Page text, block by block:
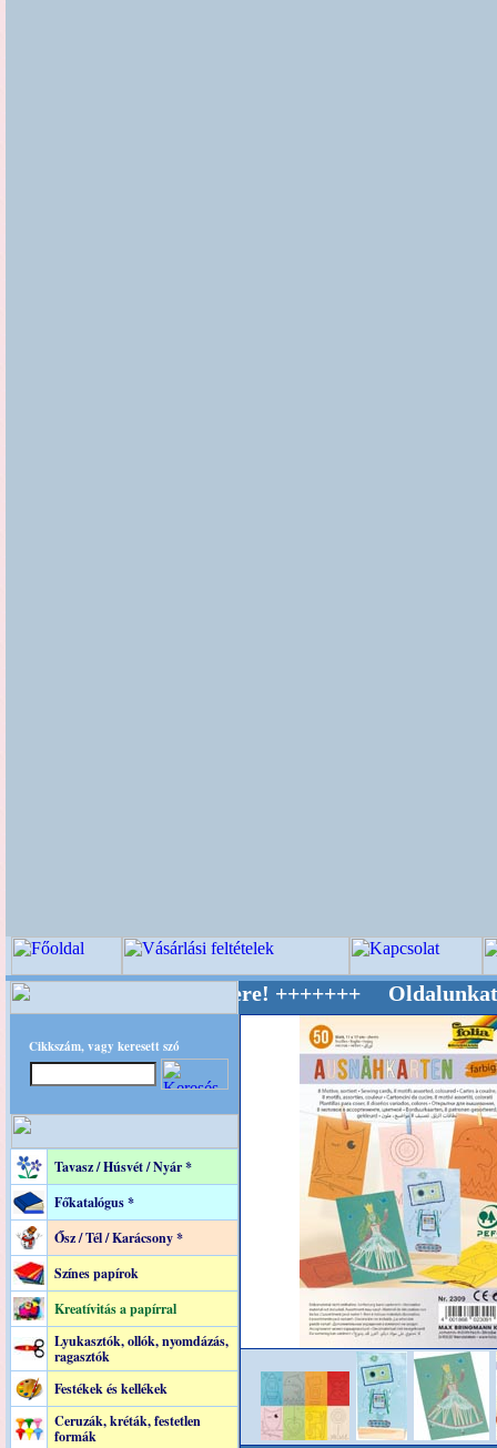
Cikkszám, vagy keresett szó
Tavasz / Húsvét / Nyár *
Főkatalógus *
Ősz / Tél / Karácsony *
Színes papírok
Kreatívitás a papírral
Lyukasztók, ollók, nyomdázás,
ragasztók
Festékek és kellékek
Ceruzák, kréták, festetlen
formák
Világ Mestere! +++++++ Oldalunkat